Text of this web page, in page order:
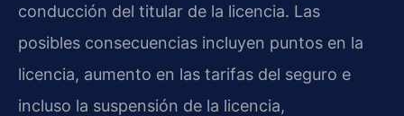
conducción del titular de la licencia. Las
posibles consecuencias incluyen puntos en la
licencia, aumento en las tarifas del seguro e
incluso la suspensión de la licencia,